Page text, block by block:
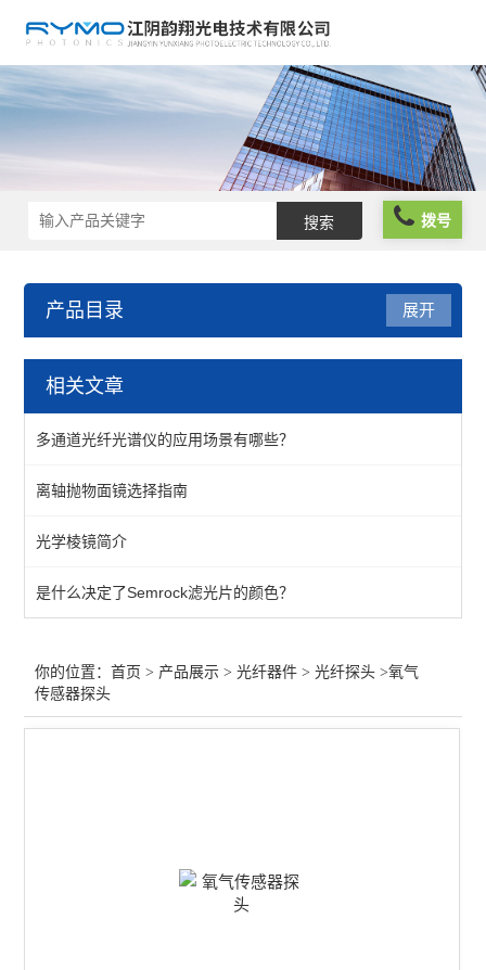
拨号
产品目录
光纤器件
光纤探头
展开
相关文章
多通道光纤光谱仪的应用场景有哪些？
离轴抛物面镜选择指南
光学棱镜简介
是什么决定了Semrock滤光片的颜色？
你的位置：首页 > 产品展示 >光纤器件 >光纤探头 >氧气
传感器探头